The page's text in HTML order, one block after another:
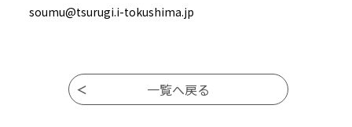
soumu@tsurugi.i-tokushima.jp